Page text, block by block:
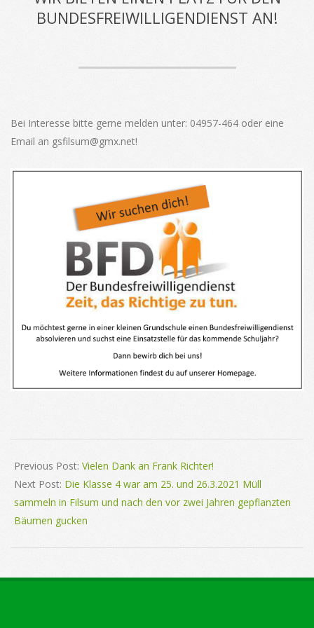
BUNDESFREIWILLIGENDIENST AN!
Bei Interesse bitte gerne melden unter: 04957-464 oder eine
Email an gsfilsum@gmx.net!
03-
19
Previous Post: Vielen Dank an Frank Richter!
Next Post: Die Klasse 4 war am 25. und 26.3.2021 Müll
sammeln in Filsum und nach den vor zwei Jahren gepflanzten
Bäumen gucken